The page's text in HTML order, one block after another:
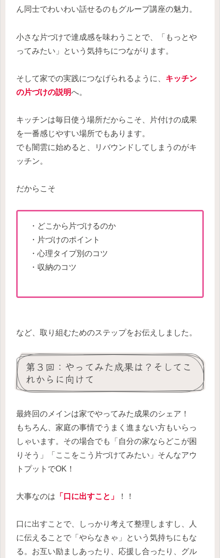
ん同士でわいわい話せるのもグループ講座の魅力。
小さな片づけで達成感を味わうことで、「もっとや
ってみたい」という気持ちにつながります。
そして家での実践につなげられるように、 キッチン
の片づけの説明へ。
キッチンは毎日使う場所だからこそ、片付けの成果
を一番感じやすい場所でもあります。
でも闇雲に始めると、リバウンドしてしまうのがキ
ッチン。
だからこそ
・どこから片づけるのか
・片づけのポイント
・心理タイプ別のコツ
・収納のコツ
など、取り組むためのステップをお伝えしました。
第３回：やってみた成果は？そしてこ
れからに向けて
最終回のメインは家でやってみた成果のシェア！
もちろん、家庭の事情でうまく進まない方もいらっ
しゃいます。その場合でも「自分の家ならどこが困
りそう」「ここをこう片づけてみたい」そんなアウ
トプットでOK！
大事なのは 「口に出すこと」 ！！
口に出すことで、しっかり考えて整理しますし、人
に伝えることで「やらなきゃ」という気持ちにもな
る。お互い励ましあったり、応援し合ったり、グル